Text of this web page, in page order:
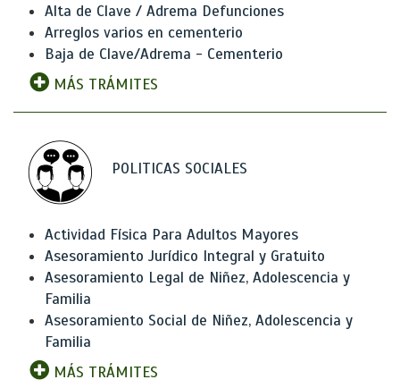
Alta de Clave / Adrema Defunciones
Arreglos varios en cementerio
Baja de Clave/Adrema - Cementerio
MÁS TRÁMITES
POLITICAS SOCIALES
Actividad Física Para Adultos Mayores
Asesoramiento Jurídico Integral y Gratuito
Asesoramiento Legal de Niñez, Adolescencia y
Familia
Asesoramiento Social de Niñez, Adolescencia y
Familia
MÁS TRÁMITES